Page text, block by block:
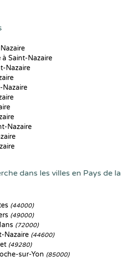
à Saint-Nazaire
Nazaire
Nazaire
Nazaire
dans les villes en Pays de la
(44000)
(49000)
(72000)
Nazaire (44600)
(49280)
sur-Yon (85000)